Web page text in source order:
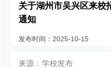
关于湖州市吴兴区来校
通知
发布时间：2025-10-15
来源：学校发布